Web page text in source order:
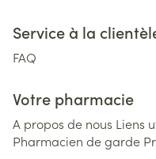
Service à la
FAQ
Votre pharmacie
A propos de nous Liens
Pharmacien de garde